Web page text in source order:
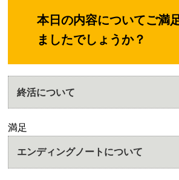
本日の内容についてご満
ましたでしょうか？
終活について
満足
エンディングノートについて